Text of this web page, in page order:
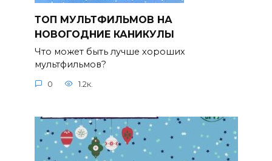
ТОП МУЛЬТФИЛЬМОВ НА
НОВОГОДНИЕ КАНИКУЛЫ
Что может быть лучше хороших
мультфильмов?
0 1.2к.